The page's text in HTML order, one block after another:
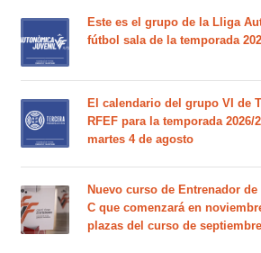
Este es el grupo de la Lliga
fútbol sala de la temporada
El calendario del grupo VI de
RFEF para la temporada 2026/
martes 4 de agosto
Nuevo curso de Entrenador
C que comenzará en
plazas del curso de